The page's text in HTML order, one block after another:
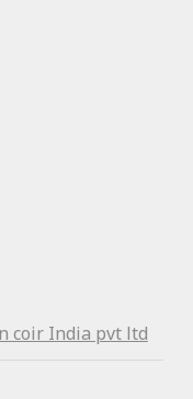
coir India pvt ltd